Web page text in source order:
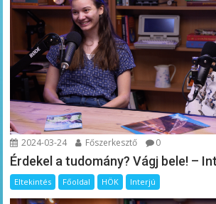
2024-03-24 Főszerkesztő 0
Érdekel a tudomány? Vágj bele! –
Eltekintés Főoldal HÖK Interjú